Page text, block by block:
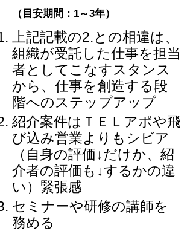
（​目安期間：1～3年）
上記記載の2.との相違は、
組織が受託した仕事を担当
者としてこなすスタンス
から、仕事を創造する段
階へのステップアップ
紹介案件はＴＥＬアポや飛
び込み営業よりもシビア
（自身の評価↓だけか、紹
介者の評価も↓するかの違
い）緊張感
セミナーや研修の講師を
務める